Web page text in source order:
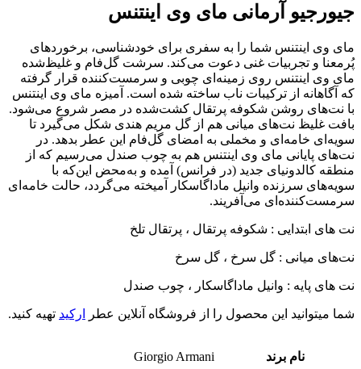
جیورجیو آرمانی مای وی اینتنس
مای وی اینتنس شما را به سفری برای خودشناسی، برخوردهای
پُرمعنا و تجربیات غنی دعوت می‌کند. سرشت گل‌فام و غلیظ‌شده
مای وی اینتنس روی زمینه‌ای چوبی و سرمست‌کننده قرار گرفته
که آگاهانه از ترکیبات ناب ساخته شده است. آمیزه مای وی اینتنس
با نت‌های روشن شکوفه پرتقال کشت‌شده در مصر شروع می‌شود.
بافت غلیظ نت‌های میانی هم از گل مریم هندی شکل می‌گیرد تا
سویه‌ای خامه‌ای و مخملی به امضای گل‌فام این عطر بدهد. در
نت‌های پایانی مای وی اینتنس هم به چوب صندل می‌رسیم که از
منطقه کالدونیای جدید (در فرانس) آمده و به‌محض این‌که با
سویه‌های سرزنده وانیل ماداگاسکار آمیخته می‌گردد، حالت خامه‌ای
سرمست‌کننده‌ای می‌آفریند.
نت های ابتدایی : شکوفه پرتقال ، پرتقال تلخ
نت‌های میانی : گل سرخ ، گل سرخ
نت های پایه : وانیل ماداگاسکار ، چوب صندل
شما میتوانید این محصول را از فروشگاه آنلاین عطر ارکید تهیه کنید.
نام برند Giorgio Armani